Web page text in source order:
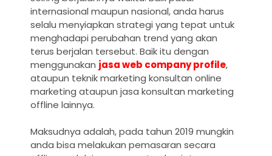
internasional maupun nasional, anda harus
selalu menyiapkan strategi yang tepat untuk
menghadapi perubahan trend yang akan
terus berjalan tersebut. Baik itu dengan
menggunakan jasa web company profile,
ataupun teknik marketing konsultan online
marketing ataupun jasa konsultan marketing
offline lainnya.
Maksudnya adalah, pada tahun 2019 mungkin
anda bisa melakukan pemasaran secara